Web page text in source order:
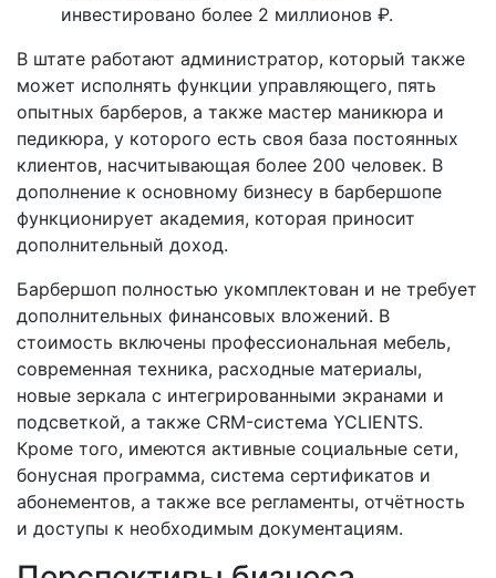
инвестировано более 2 миллионов ₽.
В штате работают администратор, который также
может исполнять функции управляющего, пять
опытных барберов, а также мастер маникюра и
педикюра, у которого есть своя база постоянных
клиентов, насчитывающая более 200 человек. В
дополнение к основному бизнесу в барбершопе
функционирует академия, которая приносит
дополнительный доход.
Барбершоп полностью укомплектован и не требует
дополнительных финансовых вложений. В
стоимость включены профессиональная мебель,
современная техника, расходные материалы,
новые зеркала с интегрированными экранами и
подсветкой, а также CRM-система YCLIENTS.
Кроме того, имеются активные социальные сети,
бонусная программа, система сертификатов и
абонементов, а также все регламенты, отчётность
и доступы к необходимым документациям.